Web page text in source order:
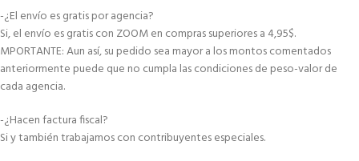
-¿El envío es gratis por agencia?
Si, el envío es gratis con ZOOM en compras superiores a 4,95$.
MPORTANTE: Aun así, su pedido sea mayor a los montos comentados
anteriormente puede que no cumpla las condiciones de peso-valor de
cada agencia.
-¿Hacen factura fiscal?
Si y también trabajamos con contribuyentes especiales.